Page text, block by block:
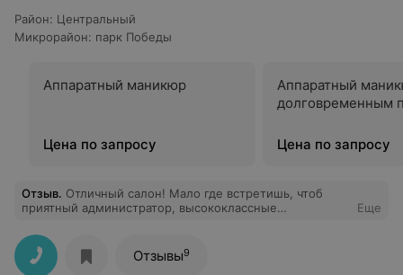
Район: Центральный
Микрорайон: парк Победы
Аппаратный маникюр
Цена по запросу
Аппаратный
долговременным
Цена по запросу
Отзыв. Отличный салон! Мало где встретишь, чтоб
приятный администратор, высококлассные
препаратов и комфортная обстановка представляли
собой одно место. Спасибо за идеальны ногти и
стрижку(и капучино на овсяном молоке))
Еще
Отзывы9